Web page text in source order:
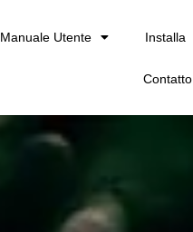
Manuale Utente Installa
Contatto